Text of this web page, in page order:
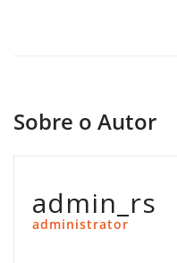
Sobre o Autor
admin_rs
administrator